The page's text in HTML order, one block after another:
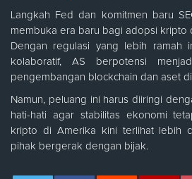
Langkah Fed dan komitmen baru
membuka era baru bagi adopsi kripto
Dengan regulasi yang lebih ramah
kolaboratif, AS berpotensi
pengembangan blockchain dan aset
Namun, peluang ini harus diiringi
hati-hati agar stabilitas ekonomi
kripto di Amerika kini terlihat lebih
pihak bergerak dengan bijak.